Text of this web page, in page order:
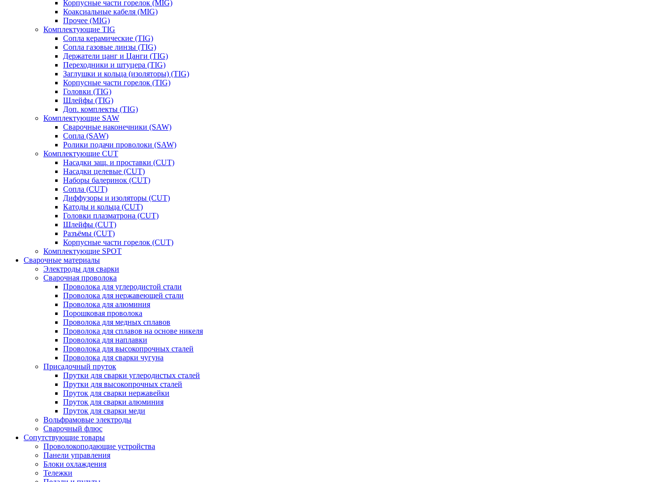
Корпусные части горелок (MIG)
Коаксиальные кабеля (MIG)
Прочее (MIG)
Комплектующие TIG
Сопла керамические (TIG)
Сопла газовые линзы (TIG)
Держатели цанг и Цанги (TIG)
Переходники и штуцера (TIG)
Заглушки и кольца (изоляторы) (TIG)
Корпусные части горелок (TIG)
Головки (TIG)
Шлейфы (TIG)
Доп. комплекты (TIG)
Комплектующие SAW
Сварочные наконечники (SAW)
Сопла (SAW)
Ролики подачи проволоки (SAW)
Комплектующие CUT
Насадки защ. и проставки (CUT)
Насадки целевые (CUT)
Наборы балеринок (CUT)
Сопла (CUT)
Диффузоры и изоляторы (CUT)
Катоды и кольца (CUT)
Головки плазматрона (CUT)
Шлейфы (CUT)
Разъёмы (CUT)
Корпусные части горелок (CUT)
Комплектующие SPOT
Сварочные материалы
Электроды для сварки
Сварочная проволока
Проволока для углеродистой стали
Проволока для нержавеющей стали
Проволока для алюминия
Порошковая проволока
Проволока для медных сплавов
Проволока для сплавов на основе никеля
Проволока для наплавки
Проволока для высокопрочных сталей
Проволока для сварки чугуна
Присадочный пруток
Прутки для сварки углеродистых сталей
Прутки для высокопрочных сталей
Пруток для сварки нержавейки
Пруток для сварки алюминия
Пруток для сварки меди
Вольфрамовые электроды
Сварочный флюс
Сопутствующие товары
Проволокоподающие устройства
Панели управления
Блоки охлаждения
Тележки